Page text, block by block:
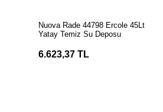
Nuova Rade 44798 Ercole 45Lt
Yatay Temiz Su Deposu
6.623,37 TL